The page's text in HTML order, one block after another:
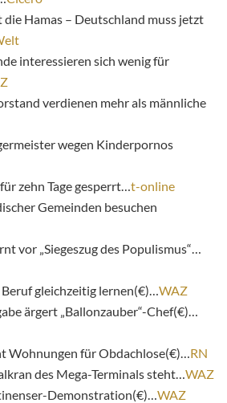
die Hamas – Deutschland muss jetzt
interessieren sich wenig für
verdienen mehr als männliche
wegen Kinderpornos
zehn Tage gesperrt… t-online
Gemeinden besuchen
vor „Siegeszug des Populismus“…
gleichzeitig lernen(€)… WAZ
ärgert „Ballonzauber“-Chef(€)…
Wohnungen für Obdachlose(€)… RN
des Mega-Terminals steht… WAZ
Demonstration(€)… WAZ